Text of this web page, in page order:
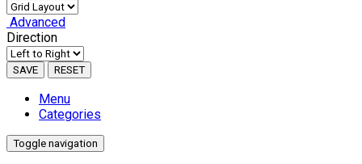
Advanced
Direction
SAVE RESET
Menu
Categories
Toggle navigation